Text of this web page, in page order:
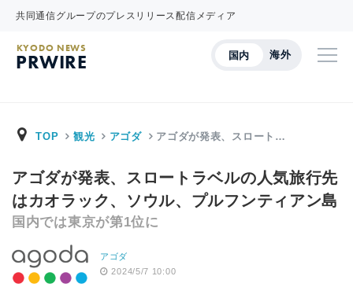
共同通信グループのプレスリリース配信メディア
国内 海外
KYODO NEWS
PRWIRE
TOP 観光 アゴダ アゴダが発表、スロート…
アゴダが発表、スロートラベルの人気旅行先
はカオラック、ソウル、プルフンティアン島
国内では東京が第1位に
アゴダ
2024/5/7 10:00